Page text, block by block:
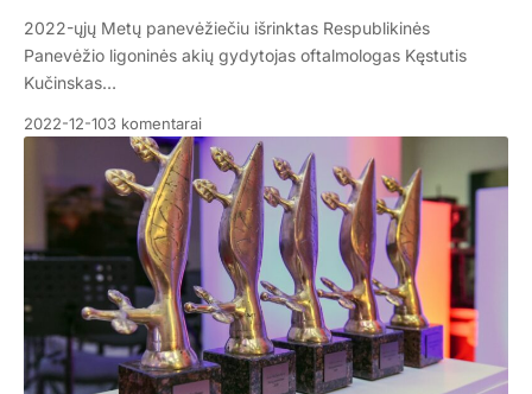
2022-ųjų Metų panevėžiečiu išrinktas Respublikinės
Panevėžio ligoninės akių gydytojas oftalmologas Kęstutis
Kučinskas…
2022-12-103 komentarai